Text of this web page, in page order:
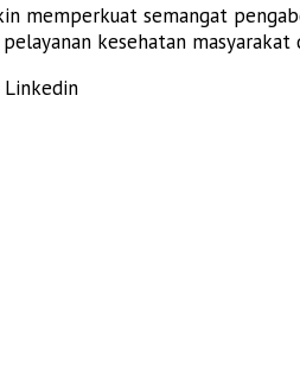
memperkuat semangat
kesehatan masyarakat
Linkedin